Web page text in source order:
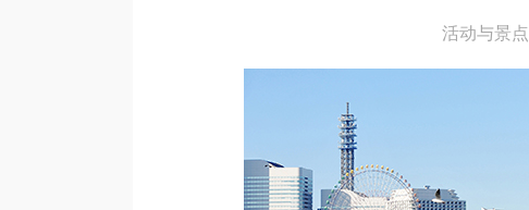
活动与景点